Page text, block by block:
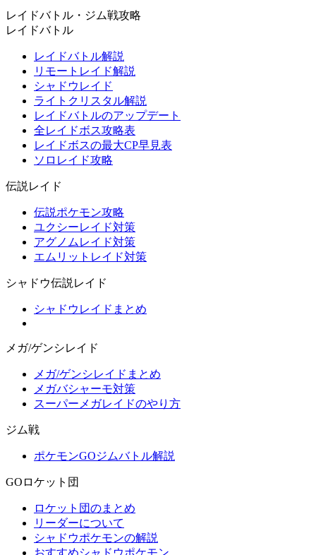
レイドバトル・ジム戦攻略
レイドバトル
レイドバトル解説
リモートレイド解説
シャドウレイド
ライトクリスタル解説
レイドバトルのアップデート
全レイドボス攻略表
レイドボスの最大CP早見表
ソロレイド攻略
伝説レイド
伝説ポケモン攻略
ユクシーレイド対策
アグノムレイド対策
エムリットレイド対策
シャドウ伝説レイド
シャドウレイドまとめ
メガ/ゲンシレイド
メガ/ゲンシレイドまとめ
メガバシャーモ対策
スーパーメガレイドのやり方
ジム戦
ポケモンGOジムバトル解説
GOロケット団
ロケット団のまとめ
リーダーについて
シャドウポケモンの解説
おすすめシャドウポケモン